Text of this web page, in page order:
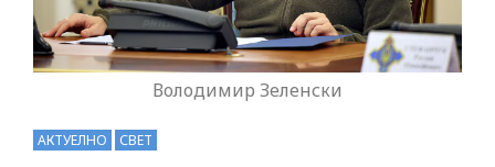
Володимир Зеленски
АКТУЕЛНО СВЕТ